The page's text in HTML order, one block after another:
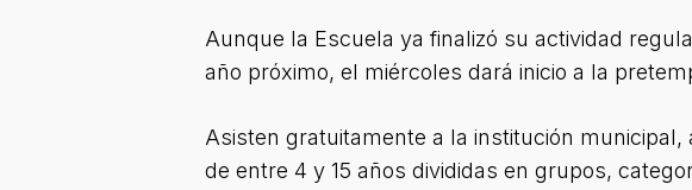
Aunque la Escuela ya finalizó su actividad
año próximo, el miércoles dará inicio a la
Asisten gratuitamente a la institución
de entre 4 y 15 años divididas en grupos,